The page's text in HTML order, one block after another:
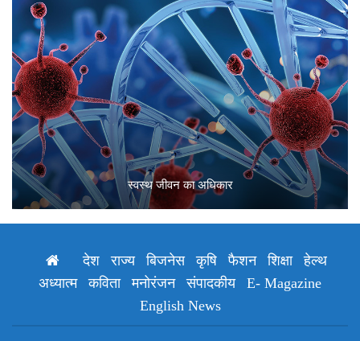
स्वस्थ जीवन का अधिकार
देश राज्य बिजनेस कृषि फैशन शिक्षा
हेल्थ
अध्यात्म
कविता मनोरंजन संपादकीय
E- Magazine
English News